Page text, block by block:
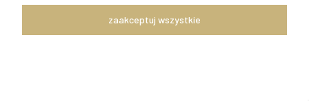
i statystycznych. W programie służącym do obsługi internetu można
zmienić ustawienia dotyczące cookies. Korzystanie z naszych serwisów
zaakceptuj wszystkie